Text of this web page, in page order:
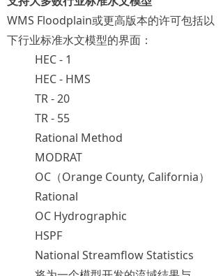
WMS Floodplain或更高版本的许可包括以
下行业标准水文模型的界面：
HEC - 1
HEC - HMS
TR - 20
TR - 55
Rational Method
MODRAT
OC（Orange County, California）
Rational
OC Hydrographic
HSPF
National Streamflow Statistics